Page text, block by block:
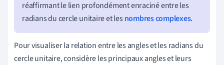
réaffirmant le lien profondément enraciné entre les
radians du cercle unitaire et les nombres complexes.
Pour visualiser la relation entre les angles et les radians du
cercle unitaire, considère les principaux angles et leurs